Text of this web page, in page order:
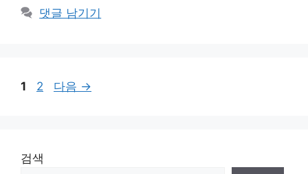
댓글 남기기
페
1
페
2 다음 →
검색